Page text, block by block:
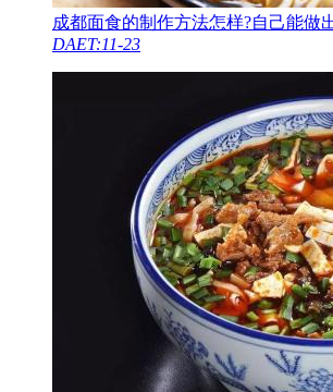
成都面食的制作方法怎样?自己能做
DAET:11-23